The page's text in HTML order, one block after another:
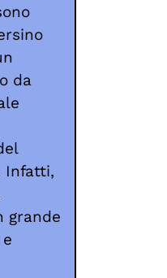
da
Infatti,
grande